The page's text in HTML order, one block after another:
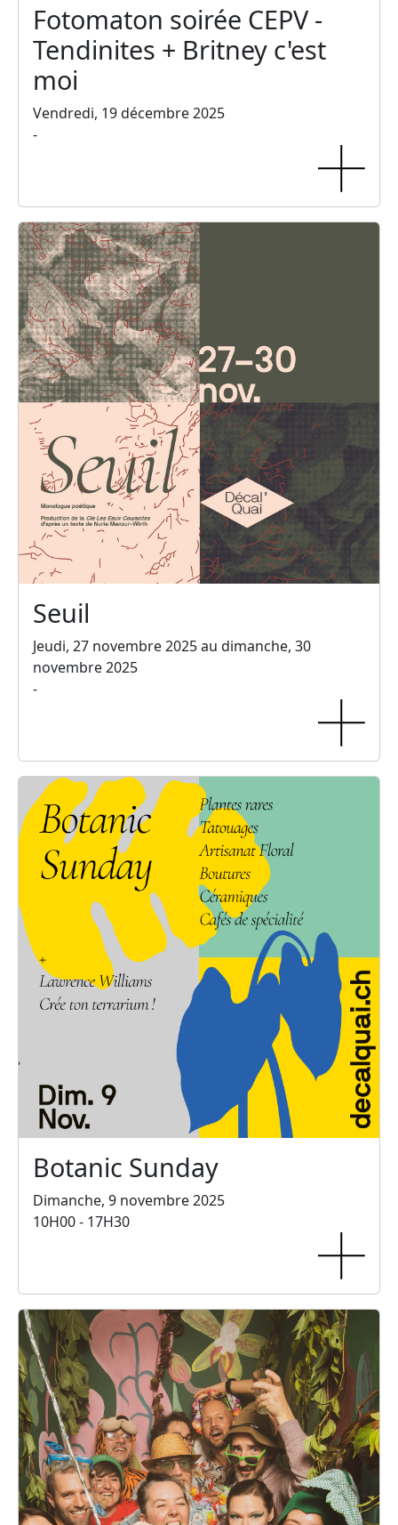
Fotomaton soirée CEPV -
Tendinites + Britney c'est
moi
Vendredi, 19 décembre 2025
-
Seuil
Jeudi, 27 novembre 2025 au dimanche, 30
novembre 2025
-
Botanic Sunday
Dimanche, 9 novembre 2025
10H00 - 17H30